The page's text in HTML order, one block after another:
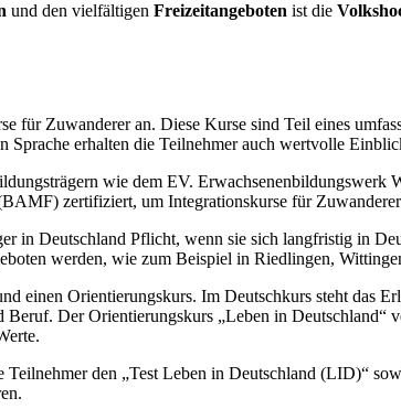
und den vielfältigen Freizeitangeboten ist die
für Zuwanderer an. Diese Kurse sind Teil eines
Sprache erhalten die Teilnehmer auch wertvolle
wie dem EV.
zertifiziert, um Integrationskurse für
in Deutschland Pflicht, wenn sie sich langfristig in
werden, wie zum Beispiel in Riedlingen,
einen Orientierungskurs. Im Deutschkurs steht das
Der Orientierungskurs „Leben in
Teilnehmer den „Test Leben in Deutschland (LID)“